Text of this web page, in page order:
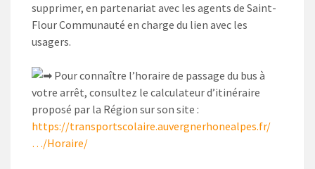
supprimer, en partenariat avec les agents de Saint-
Flour Communauté en charge du lien avec les
usagers.
Pour connaître l’horaire de passage du bus à
votre arrêt, consultez le calculateur d’itinéraire
proposé par la Région sur son site :
https://transportscolaire.auvergnerhonealpes.fr/
…/Horaire/